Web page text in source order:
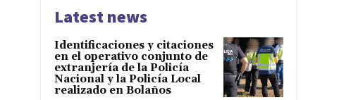
Latest news
Identificaciones y citaciones
en el operativo conjunto de
extranjería de la Policía
Nacional y la Policía Local
realizado en Bolaños